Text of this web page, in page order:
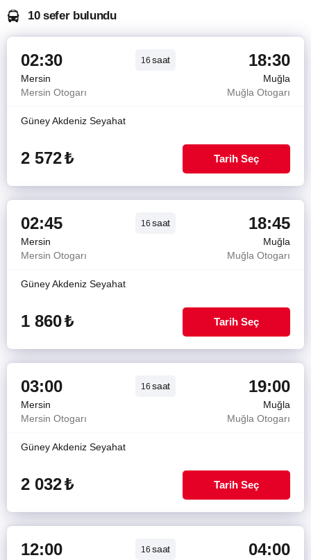
10 sefer bulundu
02:30 16saat 18:30
Mersin
Muğla
Mersin Otogarı
Muğla Otogarı
Güney Akdeniz Seyahat
2 572₺ Tarih Seç
02:45 16saat 18:45
Mersin
Muğla
Mersin Otogarı
Muğla Otogarı
Güney Akdeniz Seyahat
1 860₺ Tarih Seç
03:00 16saat 19:00
Mersin
Muğla
Mersin Otogarı
Muğla Otogarı
Güney Akdeniz Seyahat
2 032₺ Tarih Seç
12:00 16saat 04:00